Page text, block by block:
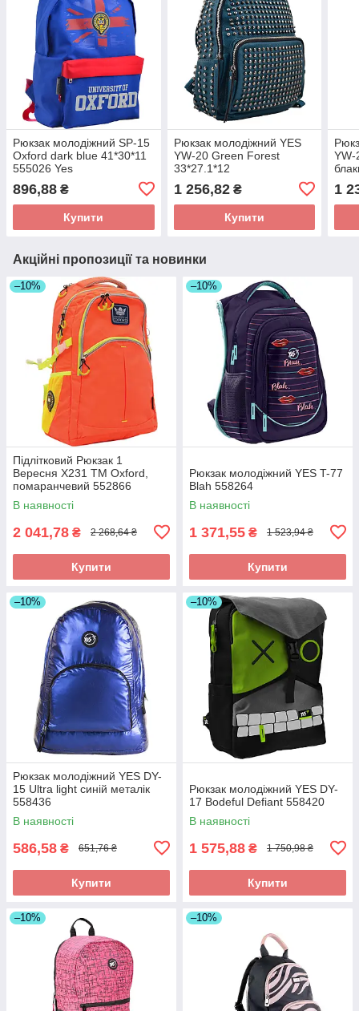
Рюкзак молодіжний SP-15
Oxford dark blue 41*30*11
555026 Yes
896,88 ₴
Купити
Рюкзак молодіжний YES
YW-20 Green Forest
33*27.1*12
1 256,82₴
Купити
YW-
1
Акційні пропозиції та новинки
–10%
Підлітковий Рюкзак 1
Вересня Х231 ТМ Oxford,
помаранчевий 552866
В наявності
2 041,78 ₴ 2 268,64 ₴
Купити
–10%
Рюкзак молодіжний YES T-77
Blah 558264
В наявності
1 371,55 ₴ 1 523,94 ₴
Купити
–10%
Рюкзак молодіжний YES DY-
15 Ultra light синій металік
558436
В наявності
586,58 ₴ 651,76 ₴
Купити
–10%
Рюкзак молодіжний YES DY-
17 Bodeful Defiant 558420
В наявності
1 575,88 ₴ 1 750,98 ₴
Купити
–10% –10%